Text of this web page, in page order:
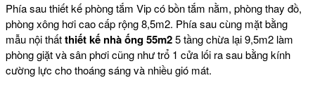
Phía sau thiết kế phòng tắm Vip có bồn tắm nằm, phòng thay đồ,
phòng xông hơi cao cấp rộng 8,5m2. Phía sau cùng mặt bằng
mẫu nội thấtthiết kế nhà ống 55m25 tầng chừa lại 9,5m2 làm
phòng giặt và sân phơi cũng như trổ 1 cửa lối ra sau bằng kính
cường lực cho thoáng sáng và nhiều gió mát.